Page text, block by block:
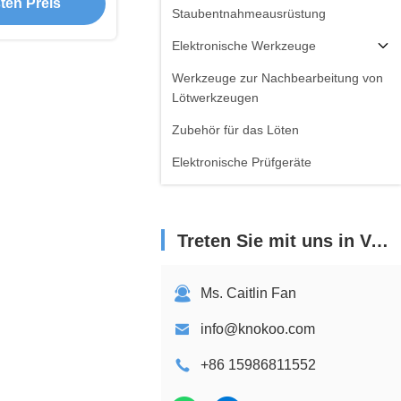
Staubentnahmeausrüstung
Elektronische Werkzeuge
Werkzeuge zur Nachbearbeitung von
Lötwerkzeugen
Zubehör für das Löten
Elektronische Prüfgeräte
Treten Sie mit uns in Verbindung
Ms. Caitlin Fan
info@knokoo.com
+86 15986811552